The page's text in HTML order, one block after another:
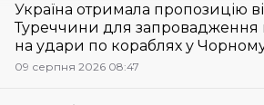
Україна отримала пропозицію
Туреччини для запровадження
на удари по кораблях у
09 серпня 2026 08:47